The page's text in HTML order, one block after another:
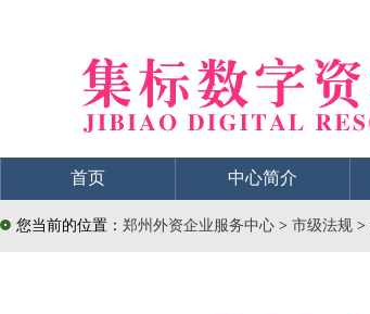
首页 中心简介
您当前的位置： 郑州外资企业服务中心 > 市级法规 >